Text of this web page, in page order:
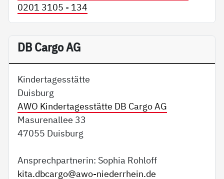
0201 3105 - 134
DB Cargo AG
Kindertagesstätte
Duisburg
AWO Kindertagesstätte DB Cargo AG
Masurenallee 33
47055 Duisburg
Ansprechpartnerin: Sophia Rohloff
kita.dbcargo@awo-niederrhein.de